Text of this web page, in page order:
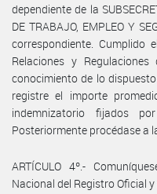
dependiente de la
DE TRABAJO, EMPLEO Y
correspondiente. Cumplido
Relaciones y
conocimiento de lo
registre el importe
indemnizatorio fijados
Posteriormente procédase a
ARTÍCULO 4º.-
Nacional del Registro Oficial y